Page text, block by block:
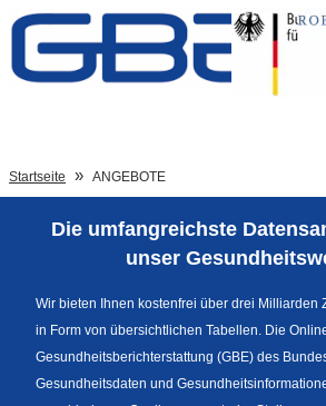
Zum Inhalt
Sprachumschaltung
Fußzeile
Startseite ANGEBOTE
Die umfangreichste
unser
Wir bieten Ihnen kostenfrei über drei Milliarden
in Form von übersichtlichen Tabellen. Die
Gesundheitsberichterstattung (GBE) des
Gesundheitsdaten und